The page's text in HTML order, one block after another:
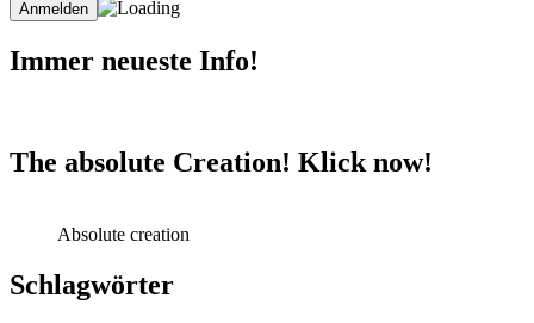
Immer neueste Info!
The absolute Creation! Klick now!
Absolute creation
Schlagwörter